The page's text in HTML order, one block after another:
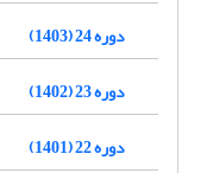
دوره 24 (1403)
دوره 23 (1402)
دوره 22 (1401)